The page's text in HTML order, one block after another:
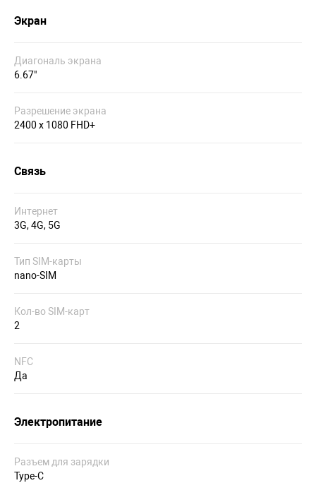
Экран
Диагональ экрана
6.67"
Разрешение экрана
2400 x 1080 FHD+
Связь
Интернет
3G, 4G, 5G
Тип SIM-карты
nano-SIM
Кол-во SIM-карт
2
NFC
Да
Электропитание
Разъем для зарядки
Type-C